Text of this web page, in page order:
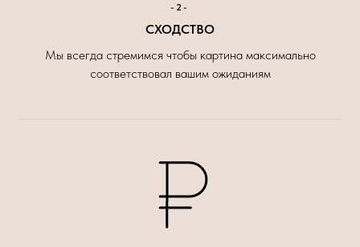
-2-
СХОДСТВО
Мы всегда стремимся чтобы картина максимально
соответствовал вашим ожиданиям